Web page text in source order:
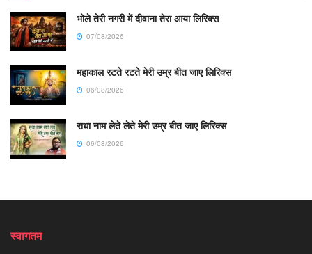
भोले तेरी नगरी में दीवाना तेरा आया लिरिक्स
07/08/2026
महाकाल रटते रटते मेरी उम्र बीत जाए लिरिक्स
06/08/2026
राधा नाम लेते लेते मेरी उम्र बीत जाए लिरिक्स
06/08/2026
स्वागतम